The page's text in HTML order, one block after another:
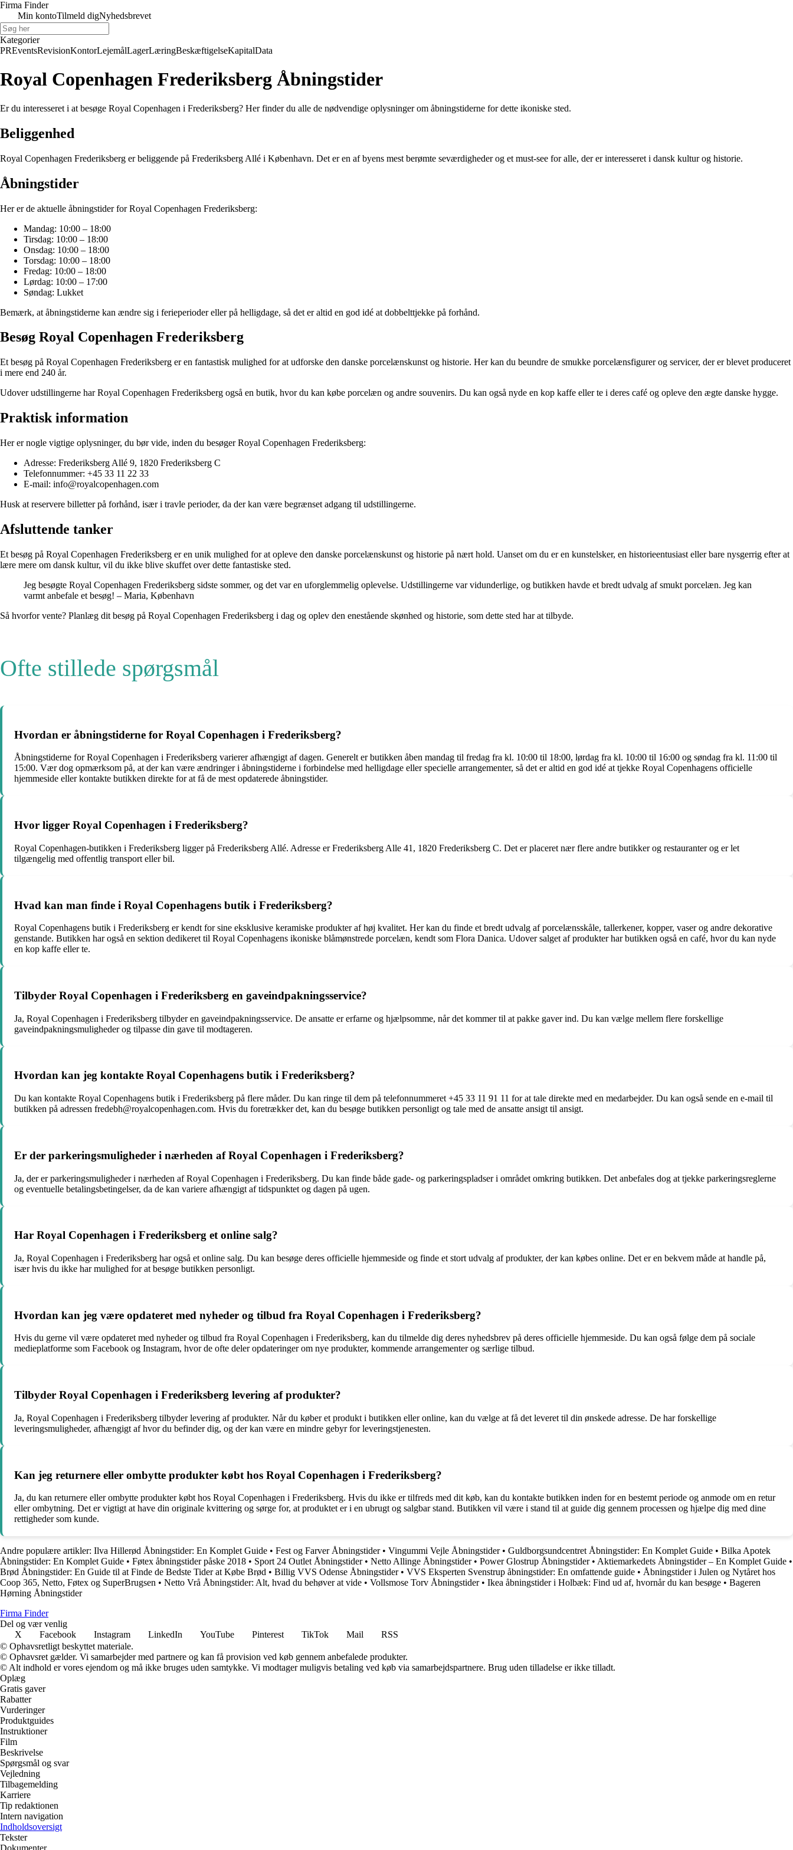
Firma Finder
Min kontoTilmeld digNyhedsbrevet
Kategorier
PREventsRevisionKontorLejemålLagerLæringBeskæftigelseKapitalData
Royal Copenhagen Frederiksberg Åbningstider
Er du interesseret i at besøge Royal Copenhagen i Frederiksberg? Her finder du alle de nødvendige oplysninger om åbningstiderne for dette ikoniske sted.
Beliggenhed
Royal Copenhagen Frederiksberg er beliggende på Frederiksberg Allé i København. Det er en af ​​byens mest berømte seværdigheder og et must-see for alle, der er interesseret i dansk kultur og historie.
Åbningstider
Her er de aktuelle åbningstider for Royal Copenhagen Frederiksberg:
Mandag: 10:00 – 18:00
Tirsdag: 10:00 – 18:00
Onsdag: 10:00 – 18:00
Torsdag: 10:00 – 18:00
Fredag: 10:00 – 18:00
Lørdag: 10:00 – 17:00
Søndag: Lukket
Bemærk, at åbningstiderne kan ændre sig i ferieperioder eller på helligdage, så det er altid en god idé at dobbelttjekke på forhånd.
Besøg Royal Copenhagen Frederiksberg
Et besøg på Royal Copenhagen Frederiksberg er en fantastisk mulighed for at udforske den danske porcelænskunst og historie. Her kan du beundre de smukke porcelænsfigurer og servicer, der er blevet produceret
i mere end 240 år.
Udover udstillingerne har Royal Copenhagen Frederiksberg også en butik, hvor du kan købe porcelæn og andre souvenirs. Du kan også nyde en kop kaffe eller te i deres café og opleve den ægte danske hygge.
Praktisk information
Her er nogle vigtige oplysninger, du bør vide, inden du besøger Royal Copenhagen Frederiksberg:
Adresse: Frederiksberg Allé 9, 1820 Frederiksberg C
Telefonnummer: +45 33 11 22 33
E-mail: info@royalcopenhagen.com
Husk at reservere billetter på forhånd, især i travle perioder, da der kan være begrænset adgang til udstillingerne.
Afsluttende tanker
Et besøg på Royal Copenhagen Frederiksberg er en unik mulighed for at opleve den danske porcelænskunst og historie på nært hold. Uanset om du er en kunstelsker, en historieentusiast eller bare nysgerrig efter at
lære mere om dansk kultur, vil du ikke blive skuffet over dette fantastiske sted.
Jeg besøgte Royal Copenhagen Frederiksberg sidste sommer, og det var en uforglemmelig oplevelse. Udstillingerne var vidunderlige, og butikken havde et bredt udvalg af smukt porcelæn. Jeg kan
varmt anbefale et besøg! – Maria, København
Så hvorfor vente? Planlæg dit besøg på Royal Copenhagen Frederiksberg i dag og oplev den enestående skønhed og historie, som dette sted har at tilbyde.
Ofte stillede spørgsmål
Hvordan er åbningstiderne for Royal Copenhagen i Frederiksberg?
Åbningstiderne for Royal Copenhagen i Frederiksberg varierer afhængigt af dagen. Generelt er butikken åben mandag til fredag ​​fra kl. 10:00 til 18:00, lørdag fra kl. 10:00 til 16:00 og søndag fra kl. 11:00 til
15:00. Vær dog opmærksom på, at der kan være ændringer i åbningstiderne i forbindelse med helligdage eller specielle arrangementer, så det er altid en god idé at tjekke Royal Copenhagens officielle
hjemmeside eller kontakte butikken direkte for at få de mest opdaterede åbningstider.
Hvor ligger Royal Copenhagen i Frederiksberg?
Royal Copenhagen-butikken i Frederiksberg ligger på Frederiksberg Allé. Adresse er Frederiksberg Alle 41, 1820 Frederiksberg C. Det er placeret nær flere andre butikker og restauranter og er let
tilgængelig med offentlig transport eller bil.
Hvad kan man finde i Royal Copenhagens butik i Frederiksberg?
Royal Copenhagens butik i Frederiksberg er kendt for sine eksklusive keramiske produkter af høj kvalitet. Her kan du finde et bredt udvalg af porcelænsskåle, tallerkener, kopper, vaser og andre dekorative
genstande. Butikken har også en sektion dedikeret til Royal Copenhagens ikoniske blåmønstrede porcelæn, kendt som Flora Danica. Udover salget af produkter har butikken også en café, hvor du kan nyde
en kop kaffe eller te.
Tilbyder Royal Copenhagen i Frederiksberg en gaveindpakningsservice?
Ja, Royal Copenhagen i Frederiksberg tilbyder en gaveindpakningsservice. De ansatte er erfarne og hjælpsomme, når det kommer til at pakke gaver ind. Du kan vælge mellem flere forskellige
gaveindpakningsmuligheder og tilpasse din gave til modtageren.
Hvordan kan jeg kontakte Royal Copenhagens butik i Frederiksberg?
Du kan kontakte Royal Copenhagens butik i Frederiksberg på flere måder. Du kan ringe til dem på telefonnummeret +45 33 11 91 11 for at tale direkte med en medarbejder. Du kan også sende en e-mail til
butikken på adressen fredebh@royalcopenhagen.com. Hvis du foretrækker det, kan du besøge butikken personligt og tale med de ansatte ansigt til ansigt.
Er der parkeringsmuligheder i nærheden af Royal Copenhagen i Frederiksberg?
Ja, der er parkeringsmuligheder i nærheden af Royal Copenhagen i Frederiksberg. Du kan finde både gade- og parkeringspladser i området omkring butikken. Det anbefales dog at tjekke parkeringsreglerne
og eventuelle betalingsbetingelser, da de kan variere afhængigt af tidspunktet og dagen på ugen.
Har Royal Copenhagen i Frederiksberg et online salg?
Ja, Royal Copenhagen i Frederiksberg har også et online salg. Du kan besøge deres officielle hjemmeside og finde et stort udvalg af produkter, der kan købes online. Det er en bekvem måde at handle på,
især hvis du ikke har mulighed for at besøge butikken personligt.
Hvordan kan jeg være opdateret med nyheder og tilbud fra Royal Copenhagen i Frederiksberg?
Hvis du gerne vil være opdateret med nyheder og tilbud fra Royal Copenhagen i Frederiksberg, kan du tilmelde dig deres nyhedsbrev på deres officielle hjemmeside. Du kan også følge dem på sociale
medieplatforme som Facebook og Instagram, hvor de ofte deler opdateringer om nye produkter, kommende arrangementer og særlige tilbud.
Tilbyder Royal Copenhagen i Frederiksberg levering af produkter?
Ja, Royal Copenhagen i Frederiksberg tilbyder levering af produkter. Når du køber et produkt i butikken eller online, kan du vælge at få det leveret til din ønskede adresse. De har forskellige
leveringsmuligheder, afhængigt af hvor du befinder dig, og der kan være en mindre gebyr for leveringstjenesten.
Kan jeg returnere eller ombytte produkter købt hos Royal Copenhagen i Frederiksberg?
Ja, du kan returnere eller ombytte produkter købt hos Royal Copenhagen i Frederiksberg. Hvis du ikke er tilfreds med dit køb, kan du kontakte butikken inden for en bestemt periode og anmode om en retur
eller ombytning. Det er vigtigt at have din originale kvittering og sørge for, at produktet er i en ubrugt og salgbar stand. Butikken vil være i stand til at guide dig gennem processen og hjælpe dig med dine
rettigheder som kunde.
Andre populære artikler: Ilva Hillerød Åbningstider: En Komplet Guide • Fest og Farver Åbningstider• Vingummi Vejle Åbningstider• Guldborgsundcentret Åbningstider: En Komplet Guide • Bilka Apotek
Åbningstider: En Komplet Guide • Føtex åbningstider påske 2018 • Sport 24 Outlet Åbningstider• Netto Allinge Åbningstider• Power Glostrup Åbningstider• Aktiemarkedets Åbningstider – En Komplet Guide •
Brød Åbningstider: En Guide til at Finde de Bedste Tider at Købe Brød • Billig VVS Odense Åbningstider• VVS Eksperten Svenstrup åbningstider: En omfattende guide • Åbningstider i Julen og Nytåret hos
Coop 365, Netto, Føtex og SuperBrugsen • Netto Vrå Åbningstider: Alt, hvad du behøver at vide • Vollsmose Torv Åbningstider• Ikea åbningstider i Holbæk: Find ud af, hvornår du kan besøge • Bageren
Hørning Åbningstider
Firma Finder
Del og vær venlig
X
Facebook Instagram LinkedIn YouTube Pinterest TikTok Mail
RSS
© Ophavsretligt beskyttet materiale.
© Ophavsret gælder. Vi samarbejder med partnere og kan få provision ved køb gennem anbefalede produkter.
© Alt indhold er vores ejendom og må ikke bruges uden samtykke. Vi modtager muligvis betaling ved køb via samarbejdspartnere. Brug uden tilladelse er ikke tilladt.
Oplæg
Gratis gaver
Rabatter
Vurderinger
Produktguides
Instruktioner
Film
Beskrivelse
Spørgsmål og svar
Vejledning
Tilbagemelding
Karriere
Tip redaktionen
Intern navigation
Indholdsoversigt
Tekster